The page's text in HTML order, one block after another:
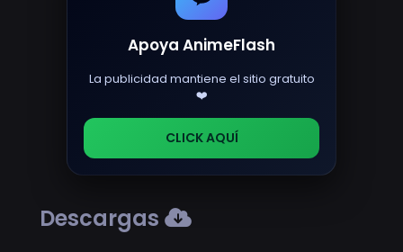
Apoya AnimeFlash
La publicidad mantiene el sitio gratuito
❤️
CLICK AQUÍ
Descargas